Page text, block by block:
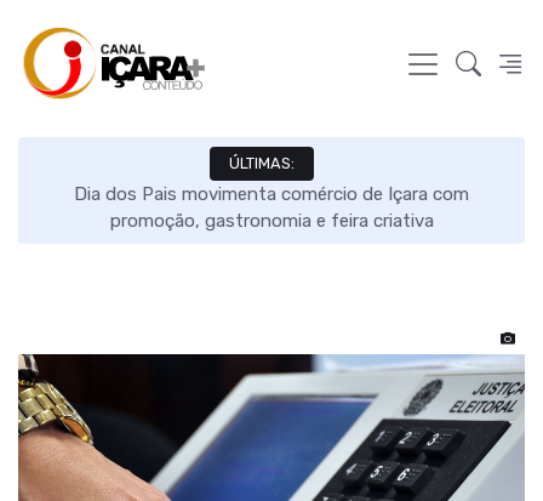
ÚLTIMAS:
Dia dos Pais movimenta comércio de Içara com
promoção, gastronomia e feira criativa